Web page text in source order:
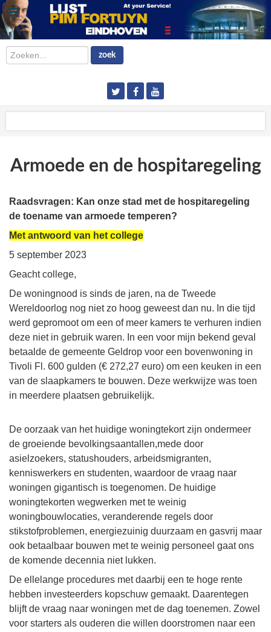
Zoeken... zoek
Armoede en de hospitaregeling
Raadsvragen: Kan onze stad met de hospitaregeling
de toename van armoede temperen?
Met antwoord van het college
5 september 2023
Geacht college,
De woningnood is sinds de jaren, na de Tweede
Wereldoorlog nog niet zo hoog geweest dan nu. In die tijd
werd gepromoot om een of meer kamers te verhuren indien
deze niet in gebruik waren. In een voor mijn bekend geval
betaalde de gemeente Geldrop voor een bovenwoning in
Tivoli Fl. 600 gulden (€ 272,27 euro) om een keuken in een
van de slaapkamers te bouwen. Deze werkwijze was toen
in meerdere plaatsen gebruikelijk.
De oorzaak van het huidige woningtekort zijn ondermeer
de groeiende bevolkingsaantallen,mede door
asielzoekers, statushouders, arbeidsmigranten,
kenniswerkers en studenten, waardoor de vraag naar
woningen gigantisch is toegenomen. De huidige
woningtekorten wegwerken met te weinig
woningbouwlocaties, veranderende regels door
stikstofproblemen, energiezuinig duurzaam en gasvrij maar
ook betaalbaar bouwen met te weinig personeel gaat ons
de komende decennia niet lukken.
De ellelange procedures met daarbij een te hoge rente
hebben investeerders kopschuw gemaakt. Daarentegen
blijft de vraag naar woningen met de dag toenemen. Zowel
voor starters als ouderen die willen doorstromen naar een